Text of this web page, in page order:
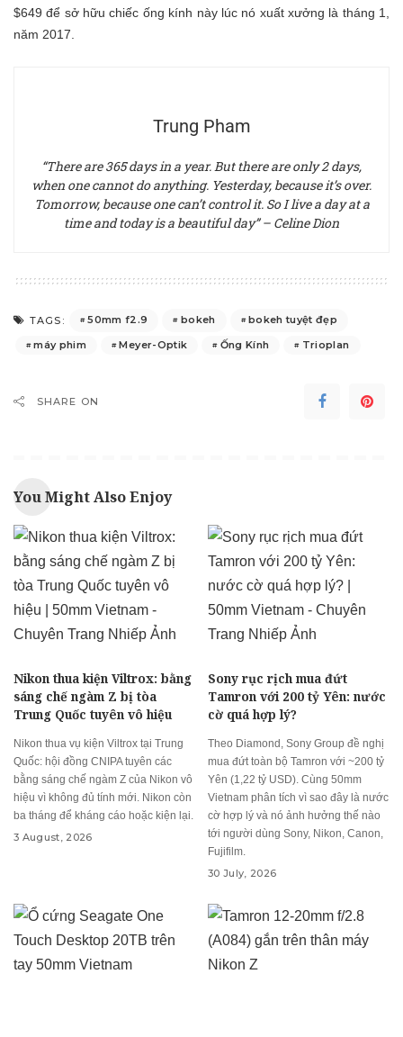
$649 để sở hữu chiếc ống kính này lúc nó xuất xưởng là tháng 1,
năm 2017.
Trung Pham
“There are 365 days in a year. But there are only 2 days,
when one cannot do anything. Yesterday, because it’s over.
Tomorrow, because one can’t control it. So I live a day at a
time and today is a beautiful day” – Celine Dion
TAGS: 50mm f2.9 bokeh
bokeh tuyệt đẹp
máy phim
Meyer-Optik Ống Kính Trioplan
SHARE ON
You Might Also Enjoy
Nikon thua kiện Viltrox: bằng
sáng chế ngàm Z bị tòa
Trung Quốc tuyên vô hiệu
Nikon thua vụ kiện Viltrox tại Trung
Quốc: hội đồng CNIPA tuyên các
bằng sáng chế ngàm Z của Nikon vô
hiệu vì không đủ tính mới. Nikon còn
ba tháng để kháng cáo hoặc kiện lại.
3 August, 2026
Sony rục rịch mua đứt
Tamron với 200 tỷ Yên: nước
cờ quá hợp lý?
Theo Diamond, Sony Group đề nghị
mua đứt toàn bộ Tamron với ~200 tỷ
Yên (1,22 tỷ USD). Cùng 50mm
Vietnam phân tích vì sao đây là nước
cờ hợp lý và nó ảnh hưởng thế nào
tới người dùng Sony, Nikon, Canon,
Fujifilm.
30 July, 2026